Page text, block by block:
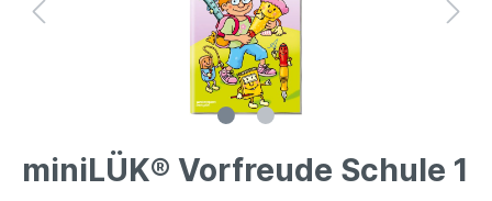
miniLÜK® Vorfreude Schule 1